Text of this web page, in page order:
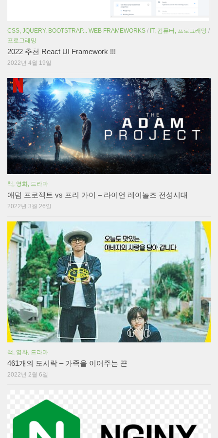
CSS, JQUERY, BOOTSTRAP... WEB FRAMEWORKS / IT, 컴퓨터, 프로그래밍 /
프로그래밍
2022 추천 React UI Framework !!!
2022년 4월 19일
책, 영화, 드라마
애덤 프로젝트 vs 프리 가이 – 라이언 레이놀즈 전성시대
2022년 3월 26일
책, 영화, 드라마
461개의 도시락 – 가족을 이어주는 끈
2022년 2월 6일